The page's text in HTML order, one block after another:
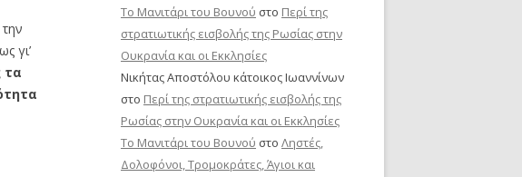
γι’
τα
Το Μανιτάρι του Βουνού στο Περί της
στρατιωτικής εισβολής της Ρωσίας στην
Ουκρανία και οι Εκκλησίες
Νικήτας Αποστόλου κάτοικος Ιωαννίνων
στο Περί της στρατιωτικής εισβολής της
Ρωσίας στην Ουκρανία και οι Εκκλησίες
Το Μανιτάρι του Βουνού στο Ληστές,
Δολοφόνοι, Τρομοκράτες, Άγιοι και